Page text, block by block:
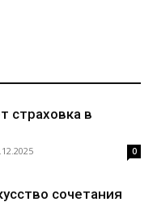
страховка в
0
сочетания